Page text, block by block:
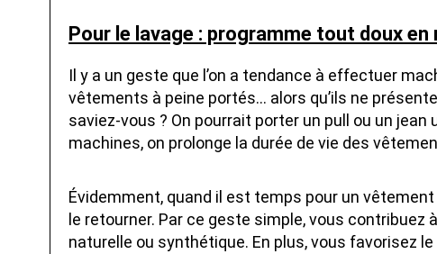
Pour le lavage : programme tout doux en
Il y a un geste que l’on a tendance à effectuer
vêtements à peine portés… alors qu’ils ne
saviez-vous ? On pourrait porter un pull ou un
machines, on prolonge la durée de vie des
Évidemment, quand il est temps pour un
le retourner. Par ce geste simple, vous contribuez
naturelle ou synthétique. En plus, vous favorisez